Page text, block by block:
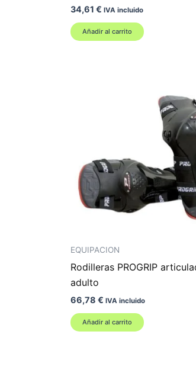
34,61 € IVA incluido
Añadir al carrito
EQUIPACION
Rodilleras PROGRIP
adulto
66,78 € IVA incluido
Añadir al carrito